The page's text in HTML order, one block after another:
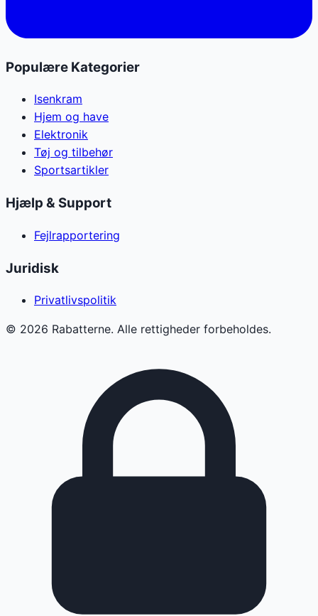
Populære Kategorier
Isenkram
Hjem og have
Elektronik
Tøj og tilbehør
Sportsartikler
Hjælp & Support
Fejlrapportering
Juridisk
Privatlivspolitik
© 2026 Rabatterne. Alle rettigheder forbeholdes.